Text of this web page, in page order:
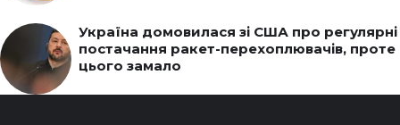
Україна домовилася зі США про регулярні
постачання ракет-перехоплювачів, проте
цього замало